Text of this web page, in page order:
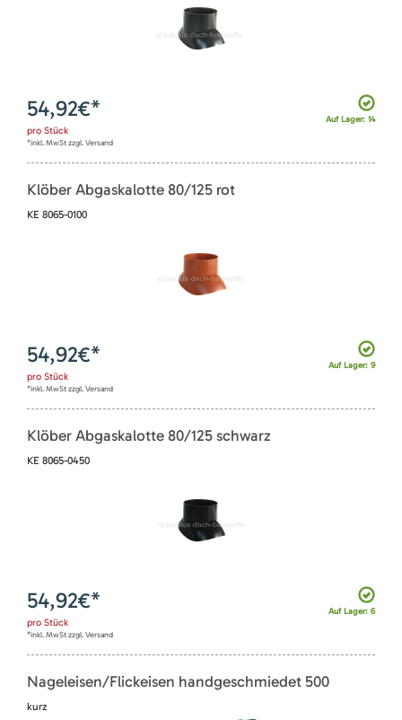
Auf Lager: 14
54,92€*
pro Stück
*inkl. MwSt zzgl. Versand
Klöber Abgaskalotte 80/125 rot
KE 8065-0100
Auf Lager: 9
54,92€*
pro Stück
*inkl. MwSt zzgl. Versand
Klöber Abgaskalotte 80/125 schwarz
KE 8065-0450
Auf Lager: 6
54,92€*
pro Stück
*inkl. MwSt zzgl. Versand
Nageleisen/Flickeisen handgeschmiedet 500
kurz